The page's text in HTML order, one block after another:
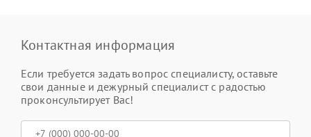
Контактная информация
Если требуется задать вопрос специалисту, оставьте
свои данные и дежурный специалист с радостью
проконсультирует Вас!